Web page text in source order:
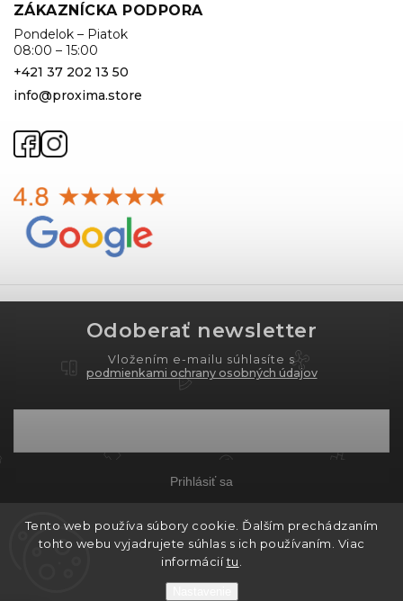
Tento web používa súbory cookie. Ďalším prechádzaním
tohto webu vyjadrujete súhlas s ich používaním. Viac
informáciítu
ZÁKAZNÍCKA PODPORA
Pondelok – Piatok
08:00 – 15:00
+421 37 202 13 50
info@proxima.store
Odoberať newsletter
Vložením e-mailu súhlasíte s
podmienkami ochrany osobných údajov
Prihlásiť sa
Copyright 2026PROXIMA.store